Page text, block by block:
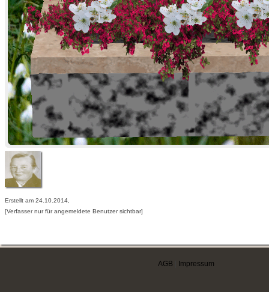
Erstellt am 24.10.2014,
[Verfasser nur für angemeldete Benutzer sichtbar]
AGB Impressum